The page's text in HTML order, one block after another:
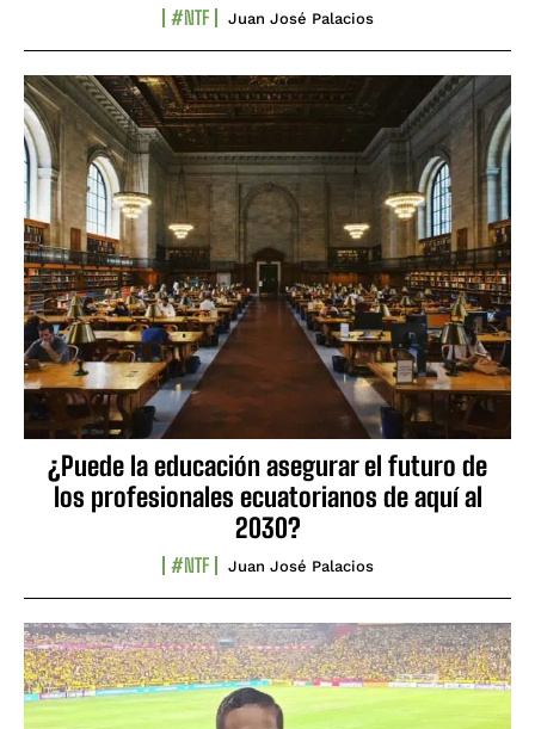
#NTF Juan José Palacios
¿Puede la educación asegurar el futuro de
los profesionales ecuatorianos de aquí al
2030?
#NTF Juan José Palacios